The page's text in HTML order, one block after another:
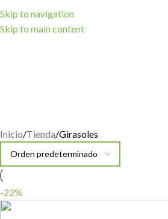
Skip to navigation
Skip to main content
Inicio Tienda Girasoles
-22%